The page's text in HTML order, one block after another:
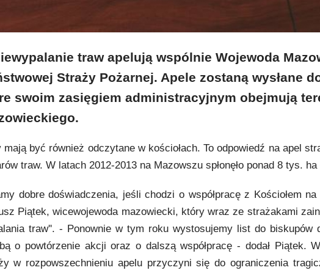
traw apelują wspólnie Wojewoda
Straży Pożarnej. Apele zostaną wysłane
swoim zasięgiem administracyjnym obejmują
mają być również odczytane w kościołach. To odpowiedź na apel
traw. W latach 2012-2013 na Mazowszu spłonęło ponad 8 tys. ha
dobre doświadczenia, jeśli chodzi o współpracę z Kościołem
Piątek, wicewojewoda mazowiecki, który wraz ze strażakami
traw''. - Ponownie w tym roku wystosujemy list do biskupów
o powtórzenie akcji oraz o dalszą współpracę - dodał Piątek.
w rozpowszechnieniu apelu przyczyni się do ograniczenia